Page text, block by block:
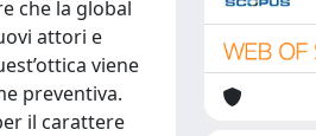
che la global
attori e
viene
preventiva.
il carattere